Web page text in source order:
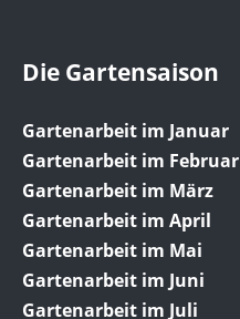
Die Gartensaison
Gartenarbeit im Januar
Gartenarbeit im Februar
Gartenarbeit im März
Gartenarbeit im April
Gartenarbeit im Mai
Gartenarbeit im Juni
Gartenarbeit im Juli